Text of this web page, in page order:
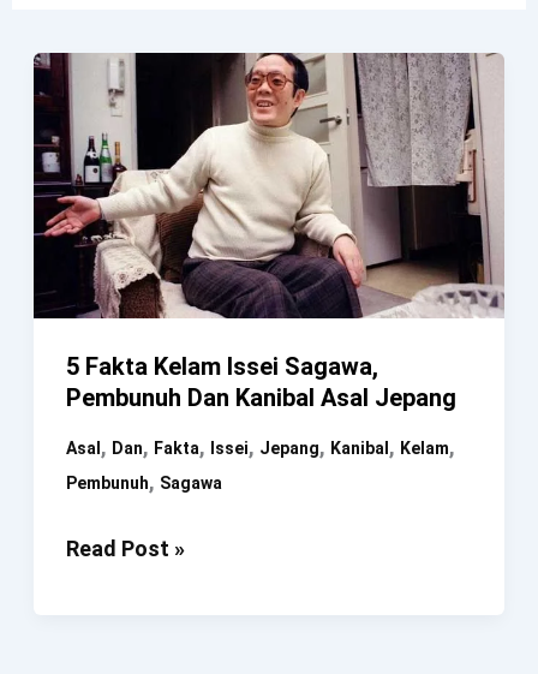
5 Fakta Kelam Issei Sagawa,
Pembunuh Dan Kanibal Asal Jepang
Asal , Dan, Fakta, Issei, Jepang, Kanibal , Kelam,
Pembunuh, Sagawa
5
Read Post »